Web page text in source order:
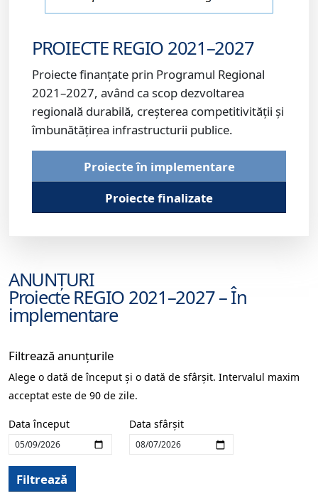
PROIECTE REGIO 2021–2027
Proiecte finanțate prin Programul Regional
2021–2027, având ca scop dezvoltarea
regională durabilă, creșterea competitivității și
îmbunătățirea infrastructurii publice.
Proiecte în implementare
Proiecte finalizate
ANUNȚURI
Proiecte REGIO 2021–2027 – În
implementare
Filtrează anunțurile
Alege o dată de început și o dată de sfârșit. Intervalul maxim
acceptat este de 90 de zile.
Data început Data sfârșit
Filtrează